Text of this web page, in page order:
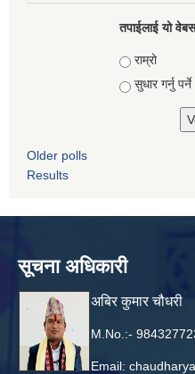
तपाई‌लाई यो
Choices
राम्रो
सुधार गर्नु पर्ने
Older polls
Results
सूचना अधिकारी
अबिर कुमार चौधरी
M.No.:-
Email: